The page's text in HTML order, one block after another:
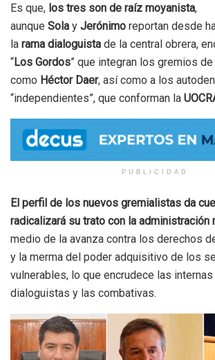
Es que, los tres son de raíz moyanista,
aunque Sola y Jerónimo reportan desde
la rama dialoguista de la central obrera,
“Los Gordos” que integran los gremios
como Héctor Daer, así como a los
“independientes”, que conforman la
PUBLICIDAD
El perfil de los nuevos gremialistas da
radicalizará su trato con la administración
medio de la avanza contra los derechos
y la merma del poder adquisitivo de los
vulnerables, lo que encrudece las
dialoguistas y las combativas.